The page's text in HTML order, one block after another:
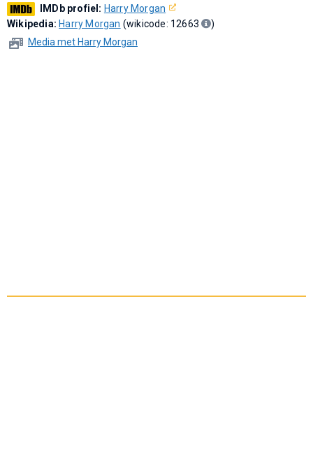
IMDb profiel: Harry Morgan
Wikipedia: Harry Morgan (wikicode: 12663
)
Media met Harry Morgan